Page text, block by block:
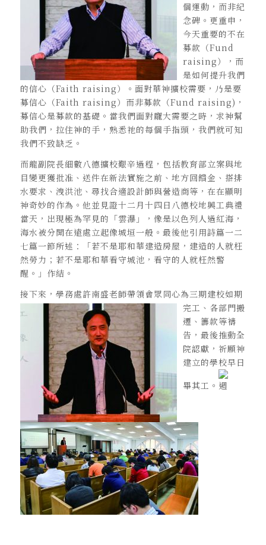
個運動，而非紀
念碑。更重申，
今天重要的不在
募款（Fund
raising），而
是如何提升我們
的信心（Faith raising）。面對華神擴校需要，乃是要
募信心（Faith raising）而非募款（Fund raising)，
募信心是募款的基礎。當我們面對龐大需要之時，求神幫
助我們，拉住神的手，熟悉祂的每個手指頭，我們就可知
我們不致缺乏。
而龍副院長細數八德擴校艱辛過程，包括教育部立案與地
目變更獲批准、送件在新法實施之前、地方回饋金、搭排
水要求、洩洪池、尋找合適設計師與營造商等，在在顯明
神奇妙的作為。他並見證十二月十四日八德校地興工典禮
當天，出現極為罕見的「雲瀑」，像是以色列人過紅海，
海水被分開在遠處立起像城垣一般。最後他引用詩篇一二
七篇一節所述：「若不是耶和華建造房屋，建造的人就枉
然勞力；若不是耶和華看守城池，看守的人就枉然警
醒。」作結。
接下來，學務處許南盛老師帶領會眾同心為三期建校如期
完工、各部門搬
遷、籌款等禱
告，最後推動全
院認獻，祈願神
建立的學校早日
畢其工。